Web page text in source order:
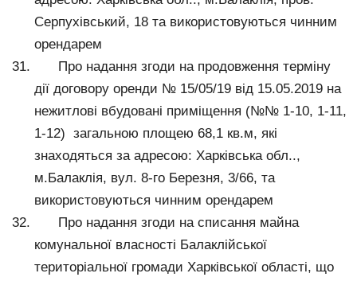
Серпухівський, 18 та використовуються чинним
орендарем
Про надання згоди на продовження терміну
дії договору оренди № 15/05/19 від 15.05.2019 на
нежитлові вбудовані приміщення (№№ 1-10, 1-11,
1-12) загальною площею 68,1 кв.м, які
знаходяться за адресою: Харківська обл..,
м.Балаклія, вул. 8-го Березня, 3/66, та
використовуються чинним орендарем
Про надання згоди на списання майна
комунальної власності Балаклійської
територіальної громади Харківської області, що